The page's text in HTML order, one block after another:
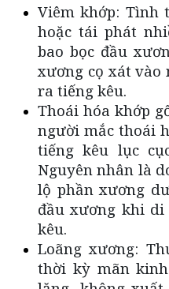
Viêm khớp: Tình
hoặc tái phát
bao bọc đầu
xương cọ xát vào
ra tiếng kêu.
Thoái hóa khớp
người mắc thoái
tiếng kêu lục
Nguyên nhân là
lộ phần xương
đầu xương khi
kêu.
Loãng xương:
thời kỳ mãn